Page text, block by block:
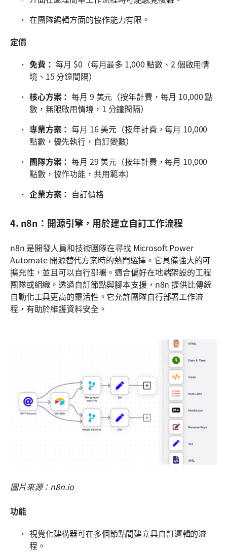
在團隊編輯方面的協作能力有限。
定價
免費： 每月 $0（每月最多 1,000 點數、2 個啟用情
境、15 分鐘間隔）
核心方案： 每月 9 美元（按年計費，每月 10,000 點
數，無限啟用情境，1 分鐘間隔）
專業方案： 每月 16 美元（按年計費，每月 10,000
點數，優先執行，自訂變數）
團隊方案： 每月 29 美元（按年計費，每月 10,000
點數，協作功能，共用範本）
企業方案： 自訂價格
4. n8n：開源引擎，用於建立自訂工作流程
n8n 是開發人員和技術團隊在尋找 Microsoft Power
Automate 開源替代方案時的熱門選擇。它具備強大的可
擴充性，並且可以自行部署。適合偏好在地端架設的工程
團隊或組織。透過自訂節點與腳本支援，n8n 提供比傳統
自動化工具更高的靈活性。它允許團隊自行部署工作流
程，有助於維護資料安全。
圖片來源：n8n.io
功能
視覺化建構器可在多個節點間建立具自訂邏輯的流
程。